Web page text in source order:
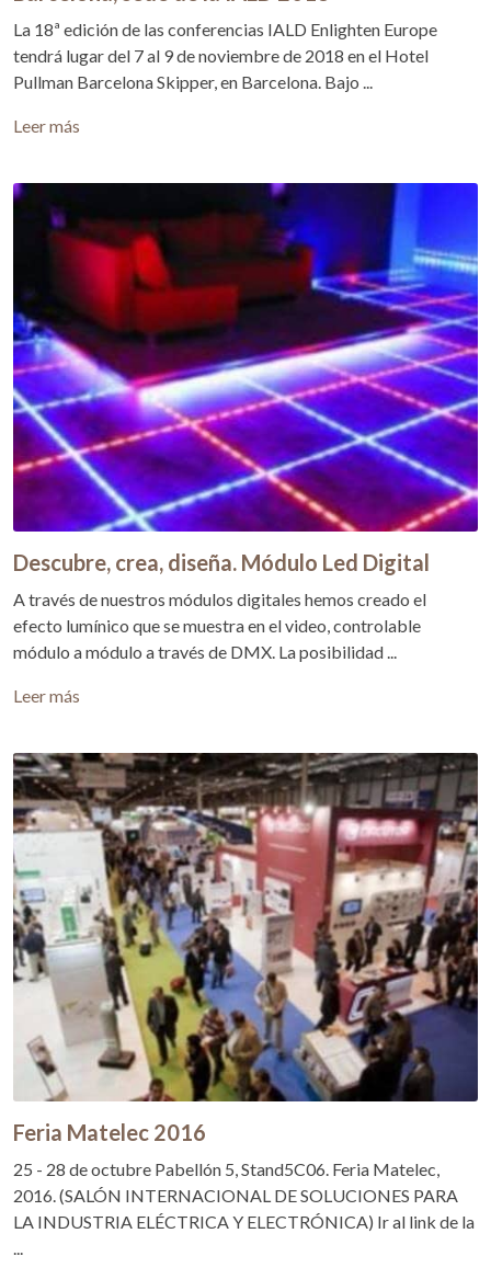
La 18ª edición de las conferencias IALD Enlighten Europe
tendrá lugar del 7 al 9 de noviembre de 2018 en el Hotel
Pullman Barcelona Skipper, en Barcelona. Bajo ...
Leer más
Descubre, crea, diseña. Módulo Led Digital
A través de nuestros módulos digitales hemos creado el
efecto lumínico que se muestra en el video, controlable
módulo a módulo a través de DMX. La posibilidad ...
Leer más
Feria Matelec 2016
25 - 28 de octubre Pabellón 5, Stand5C06. Feria Matelec,
2016. (SALÓN INTERNACIONAL DE SOLUCIONES PARA
LA INDUSTRIA ELÉCTRICA Y ELECTRÓNICA) Ir al link de la
...